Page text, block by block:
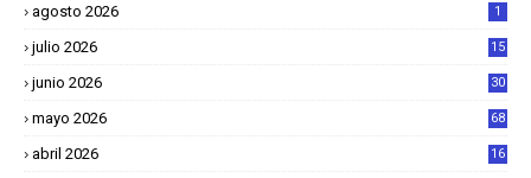
agosto 2026 1
julio 2026 15
junio 2026 30
mayo 2026 68
abril 2026
16